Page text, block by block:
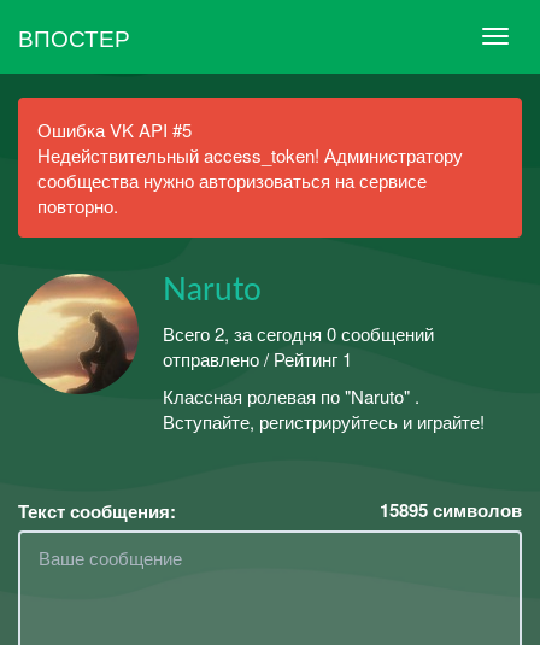
ВПОСТЕР
Ошибка VK API #5
Недействительный access_token! Администратору
сообщества нужно авторизоваться на сервисе
повторно.
Naruto
Всего 2, за сегодня 0 сообщений
отправлено / Рейтинг 1
Классная ролевая по "Naruto" .
Вступайте, регистрируйтесь и играйте!
Текст сообщения: 15895символов